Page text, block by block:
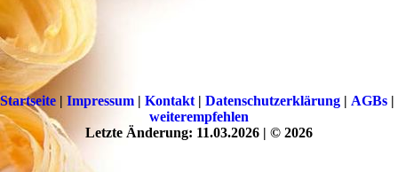
Startseite Impressum Kontakt| Datenschutzerklärung AGBs
weiterempfehlen
Letzte Änderung: 11.03.2026 | © 2026